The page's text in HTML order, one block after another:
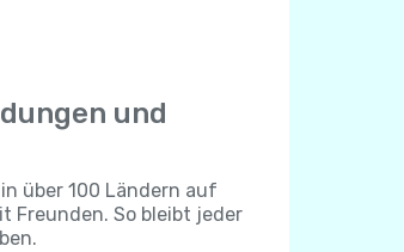
und
über 100 Ländern auf
Freunden. So bleibt jeder